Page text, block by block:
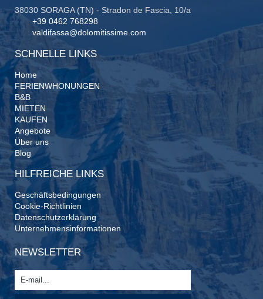
38030 SORAGA (TN) - Stradon de Fascia, 10/a
+39 0462 768298
valdifassa@dolomitissime.com
SCHNELLE LINKS
Home
FERIENWHONUNGEN
B&B
MIETEN
KAUFEN
Angebote
Über uns
Blog
HILFREICHE LINKS
Geschäftsbedingungen
Cookie-Richtlinien
Datenschutzerklärung
Unternehmensinformationen
NEWSLETTER